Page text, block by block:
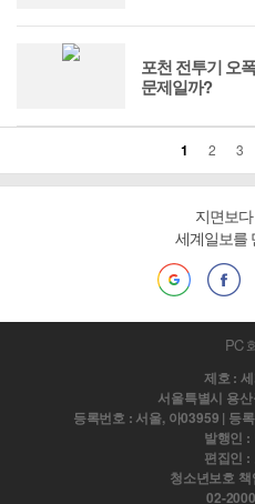
포천 전투기 오
문제일까?
1 2 3
지면보
세계일보를
PC
제호 :
서울특별시 용
등록번호 : 서울, 아03959 | 등
발행인 :
편집인 :
청소년보호
02-